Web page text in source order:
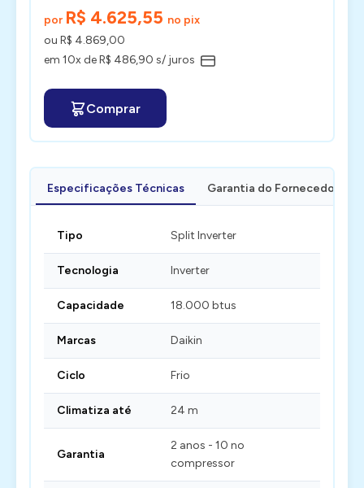
por R$ 4.625,55 no pix
ou R$ 4.869,00
em 10x de R$ 486,90 s/ juros
Comprar
Especificações Técnicas Garantia do Fornecedor
Tipo Split Inverter
Tecnologia Inverter
Capacidade 18.000 btus
Marcas Daikin
Ciclo Frio
Climatiza até 24 m
Garantia
2 anos - 10 no
compressor